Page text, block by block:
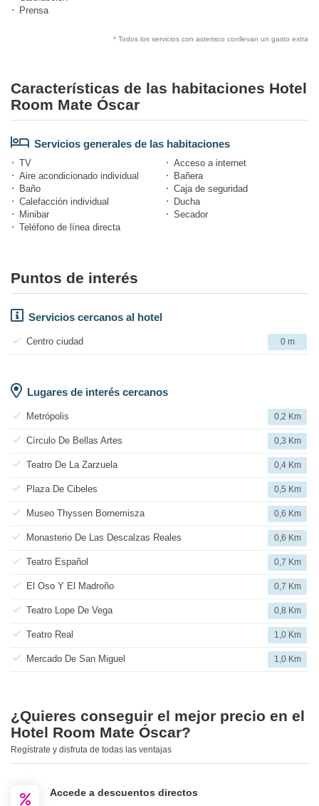
Prensa
* Todos los servicios con asterisco conllevan un gasto extra
Características de las habitaciones Hotel
Room Mate Óscar
Servicios generales de las habitaciones
TV
Acceso a internet
Aire acondicionado individual
Bañera
Baño
Caja de seguridad
Calefacción individual
Ducha
Minibar
Secador
Teléfono de línea directa
Puntos de interés
Servicios cercanos al hotel
Centro ciudad 0 m
Lugares de interés cercanos
Metrópolis 0,2 Km
Círculo De Bellas Artes 0,3 Km
Teatro De La Zarzuela 0,4 Km
Plaza De Cibeles 0,5 Km
Museo Thyssen Bornemisza 0,6 Km
Monasterio De Las Descalzas Reales 0,6 Km
Teatro Español 0,7 Km
El Oso Y El Madroño 0,7 Km
Teatro Lope De Vega 0,8 Km
Teatro Real 1,0 Km
Mercado De San Miguel 1,0 Km
¿Quieres conseguir el mejor precio en el
Hotel Room Mate Óscar?
Regístrate y disfruta de todas las ventajas
Accede a descuentos directos